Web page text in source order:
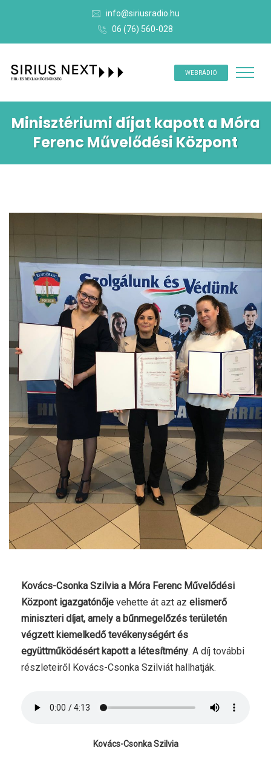
info@siriusradio.hu
06 (76) 560-028
WEBRÁDIÓ
Minisztériumi díjat kapott a Móra
Ferenc Művelődési Központ
Kovács-Csonka Szilvia a Móra Ferenc Művelődési
Központ igazgatónője vehette át azt az elismerő
miniszteri díjat, amely a bűnmegelőzés területén
végzett kiemelkedő tevékenységért és
együttműködésért kapott a létesítmény. A díj további
részleteiről Kovács-Csonka Szilviát hallhatják.
Kovács-Csonka Szilvia